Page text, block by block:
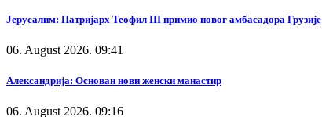
Јерусалим: Патријарх Теофил III примио новог амбасадора Грузије
06. August 2026. 09:41
Александрија: Основан нови женски манастир
06. August 2026. 09:16